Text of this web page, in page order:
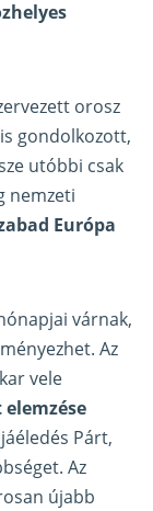
orosz
gondolkozott,
utóbbi csak
nemzeti
Európa
várnak,
Az
vele
Párt,
Az
újabb